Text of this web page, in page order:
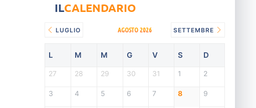
ILCALENDARIO
LUGLIO AGOSTO 2026 SETTEMBRE
L M M G V S D
27 28 29 30 31 1 2
3 4 5 6 7 8 9